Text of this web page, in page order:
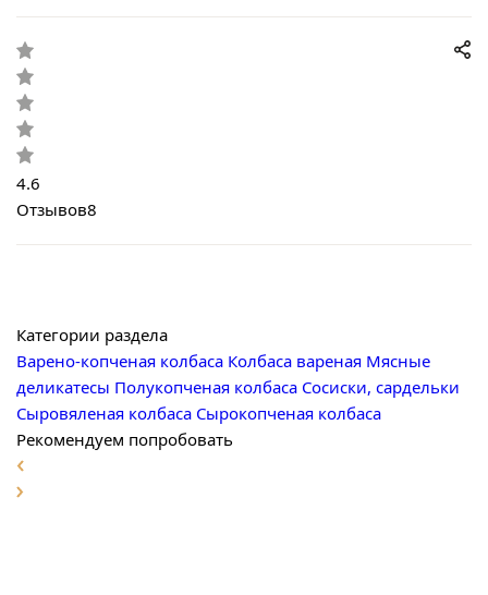
4.6
Отзывов8
Категории раздела
Варено-копченая колбаса Колбаса вареная Мясные
деликатесы Полукопченая колбаса Сосиски, сардельки
Сыровяленая колбаса Сырокопченая колбаса
Рекомендуем попробовать